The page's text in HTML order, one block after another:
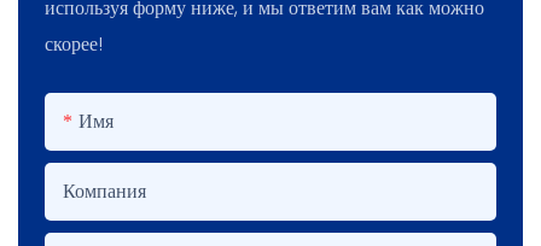
используя форму ниже, и мы ответим вам как можно
скорее!
Имя
Компания